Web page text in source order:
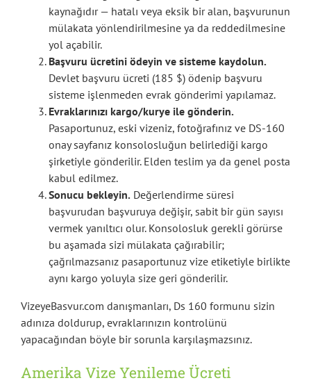
kaynağıdır — hatalı veya eksik bir alan, başvurunun
mülakata yönlendirilmesine ya da reddedilmesine
yol açabilir.
Başvuru ücretini ödeyin ve sisteme kaydolun.
Devlet başvuru ücreti (185 $) ödenip başvuru
sisteme işlenmeden evrak gönderimi yapılamaz.
Evraklarınızı kargo/kurye ile gönderin.
Pasaportunuz, eski vizeniz, fotoğrafınız ve DS-160
onay sayfanız konsolosluğun belirlediği kargo
şirketiyle gönderilir. Elden teslim ya da genel posta
kabul edilmez.
Sonucu bekleyin. Değerlendirme süresi
başvurudan başvuruya değişir, sabit bir gün sayısı
vermek yanıltıcı olur. Konsolosluk gerekli görürse
bu aşamada sizi mülakata çağırabilir;
çağrılmazsanız pasaportunuz vize etiketiyle birlikte
aynı kargo yoluyla size geri gönderilir.
VizeyeBasvur.com danışmanları, Ds 160 formunu sizin
adınıza doldurup, evraklarınızın kontrolünü
yapacağından böyle bir sorunla karşılaşmazsınız.
Amerika Vize Yenileme Ücreti